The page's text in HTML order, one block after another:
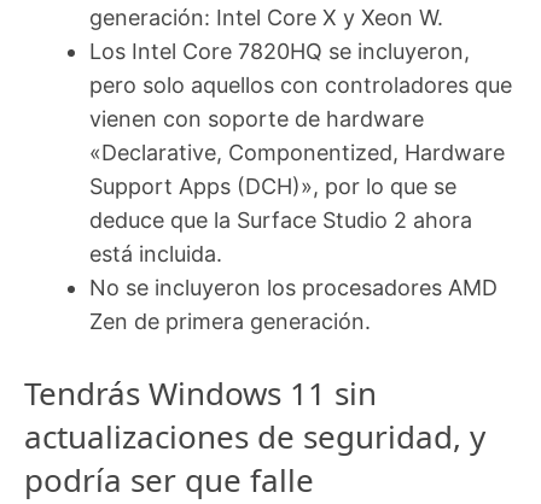
generación: Intel Core X y Xeon W.
Los Intel Core 7820HQ se incluyeron,
pero solo aquellos con controladores que
vienen con soporte de hardware
«Declarative, Componentized, Hardware
Support Apps (DCH)», por lo que se
deduce que la Surface Studio 2 ahora
está incluida.
No se incluyeron los procesadores AMD
Zen de primera generación.
Tendrás Windows 11 sin
actualizaciones de seguridad, y
podría ser que falle